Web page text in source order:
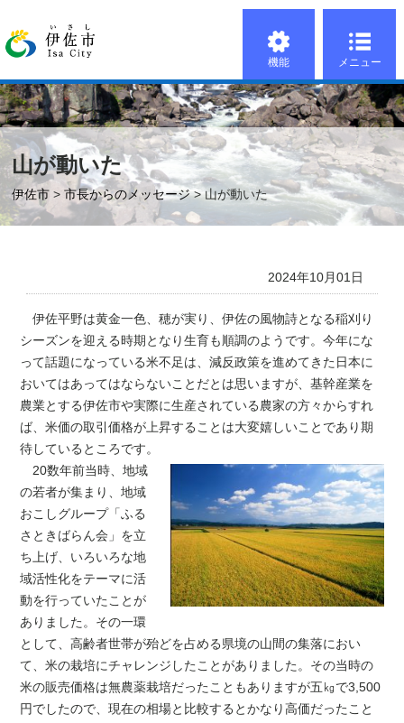
機能 メニュー
山が動いた
伊佐市 >市長からのメッセージ> 山が動いた
2024年10月01日
伊佐平野は黄金一色、穂が実り、伊佐の風物詩となる稲刈り
シーズンを迎える時期となり生育も順調のようです。今年にな
って話題になっている米不足は、減反政策を進めてきた日本に
おいてはあってはならないことだとは思いますが、基幹産業を
農業とする伊佐市や実際に生産されている農家の方々からすれ
ば、米価の取引価格が上昇することは大変嬉しいことであり期
待しているところです。
20数年前当時、地域
の若者が集まり、地域
おこしグループ「ふる
さときばらん会」を立
ち上げ、いろいろな地
域活性化をテーマに活
動を行っていたことが
ありました。その一環
として、高齢者世帯が殆どを占める県境の山間の集落におい
て、米の栽培にチャレンジしたことがありました。その当時の
米の販売価格は無農薬栽培だったこともありますが五㎏で3,500
円でしたので、現在の相場と比較するとかなり高価だったこと